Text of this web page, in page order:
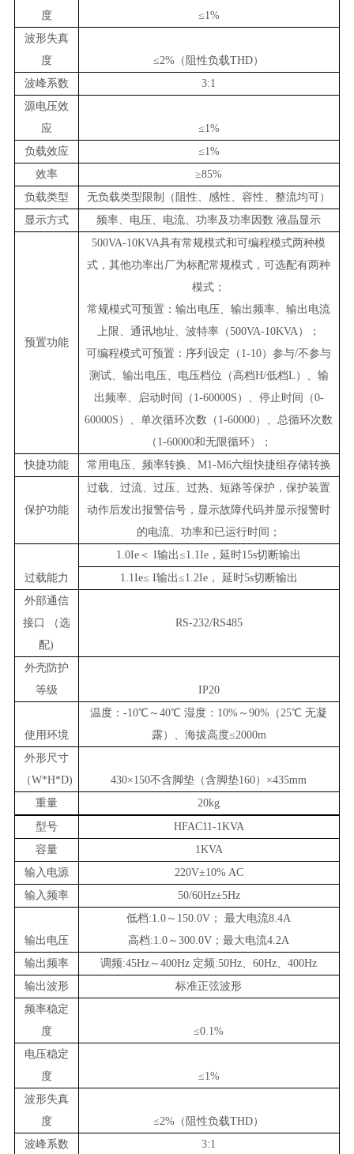
度
≤1%
波形失真
度
≤2%（阻性负载THD）
波峰系数
3:1
源电压效
应
≤1%
负载效应
≤1%
效率
≥85%
负载类型
无负载类型限制（阻性、感性、容性、整流均可）
显示方式
频率、电压、电流、功率及功率因数液晶显示
预置功能
500VA-10KVA具有常规模式和可编程模式两种模
式，其他功率出厂为标配常规模式，可选配有两种
模式；
常规模式可预置：输出电压、输出频率 、输出电流
上限 、通讯地址、波特率（500VA-10KVA）；
可编程模式可预置：序列设定（1-10）参与/不参与
测试、输出电压、电压档位（高档H/低档L）、输
出频率、启动时间（1-60000S）、停止时间（0-
60000S）、单次循环次数（1-60000）、总循环次数
（1-60000和无限循环）；
快捷功能
常用电压、频率转换 M1-M6六组快捷组存储转换
保护功能
过载、过流、过压、过热、短路等保护，保护装置
动作后发出报警信号，显示故障代码并显示报警时
的电流、功率和已运行时间；
过载能力
1.0Ie＜ I输出≤1.1Ie，延时15s切断输出
1.1Ie≤ I输出≤1.2Ie， 延时5s切断输出
外部通信
接口 （选
配)
RS-232/RS485
外壳防护
等级
IP20
使用环境
温度：-10℃～40℃ 湿度：10%～90%（25℃ 无凝
露）、海拔高度≤2000m
外形尺寸
（W*H*D)
430×150不含脚垫（含脚垫160） ×435mm
重量
20kg
型号
HFAC11-1KVA
容量
1KVA
输入电源
220V±10% AC
输入频率
50/60Hz±5Hz
输出电压
低档:1.0～150.0V；最大电流8.4A
高档:1.0～300.0V ；最大电流4.2A
输出频率
调频:45Hz～400Hz 定频:50Hz、60Hz、400Hz
输出波形
标准正弦波形
频率稳定
度
≤0.1%
电压稳定
度
≤1%
波形失真
度
≤2%（阻性负载THD）
波峰系数
3:1